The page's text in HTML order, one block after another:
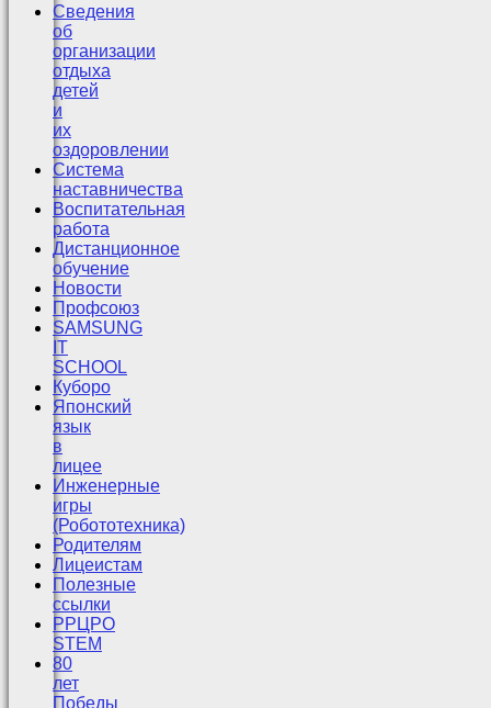
Сведения
об
организации
отдыха
детей
и
их
оздоровлении
Система
наставничества
Воспитательная
работа
Дистанционное
обучение
Новости
Профсоюз
SAMSUNG
IT
SCHOOL
Куборо
Японский
язык
в
лицее
Инженерные
игры
(Робототехника)
Родителям
Лицеистам
Полезные
ссылки
РРЦРО
STEM
80
лет
Победы